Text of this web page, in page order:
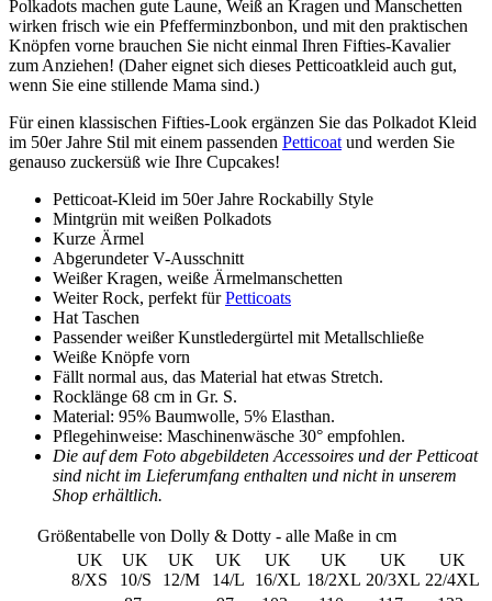
Polkadots machen gute Laune, Weiß an Kragen und Manschetten
wirken frisch wie ein Pfefferminzbonbon, und mit den praktischen
Knöpfen vorne brauchen Sie nicht einmal Ihren Fifties-Kavalier
zum Anziehen! (Daher eignet sich dieses Petticoatkleid auch gut,
wenn Sie eine stillende Mama sind.)
Für einen klassischen Fifties-Look ergänzen Sie das Polkadot Kleid
im 50er Jahre Stil mit einem passenden Petticoat und werden Sie
genauso zuckersüß wie Ihre Cupcakes!
Petticoat-Kleid im 50er Jahre Rockabilly Style
Mintgrün mit weißen Polkadots
Kurze Ärmel
Abgerundeter V-Ausschnitt
Weißer Kragen, weiße Ärmelmanschetten
Weiter Rock, perfekt fürPetticoats
Hat Taschen
Passender weißer Kunstledergürtel mit Metallschließe
Weiße Knöpfe vorn
Fällt normal aus, das Material hat etwas Stretch.
Rocklänge 68 cm in Gr. S.
Material: 95% Baumwolle, 5% Elasthan.
Pflegehinweise: Maschinenwäsche 30° empfohlen.
Die auf dem Foto abgebildeten Accessoires und der Petticoat
sind nicht im Lieferumfang enthalten und nicht in unserem
Shop erhältlich.
Größentabelle von Dolly & Dotty - alle Maße in cm
UK
8/XS
UK
10/S
UK
12/M
UK
14/L
UK
16/XL
UK
18/2XL
UK
20/3XL
UK
22/4XL